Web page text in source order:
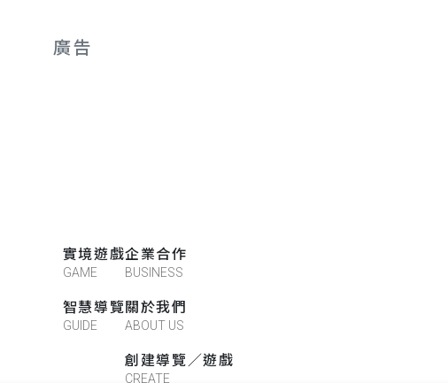
廣告
實境遊戲
GAME
智慧導覽
GUIDE
企業合作
BUSINESS
關於我們
ABOUT US
創建導覽／遊戲
CREATE